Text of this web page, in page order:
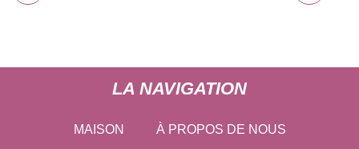
LA NAVIGATION
MAISON À PROPOS DE NOUS